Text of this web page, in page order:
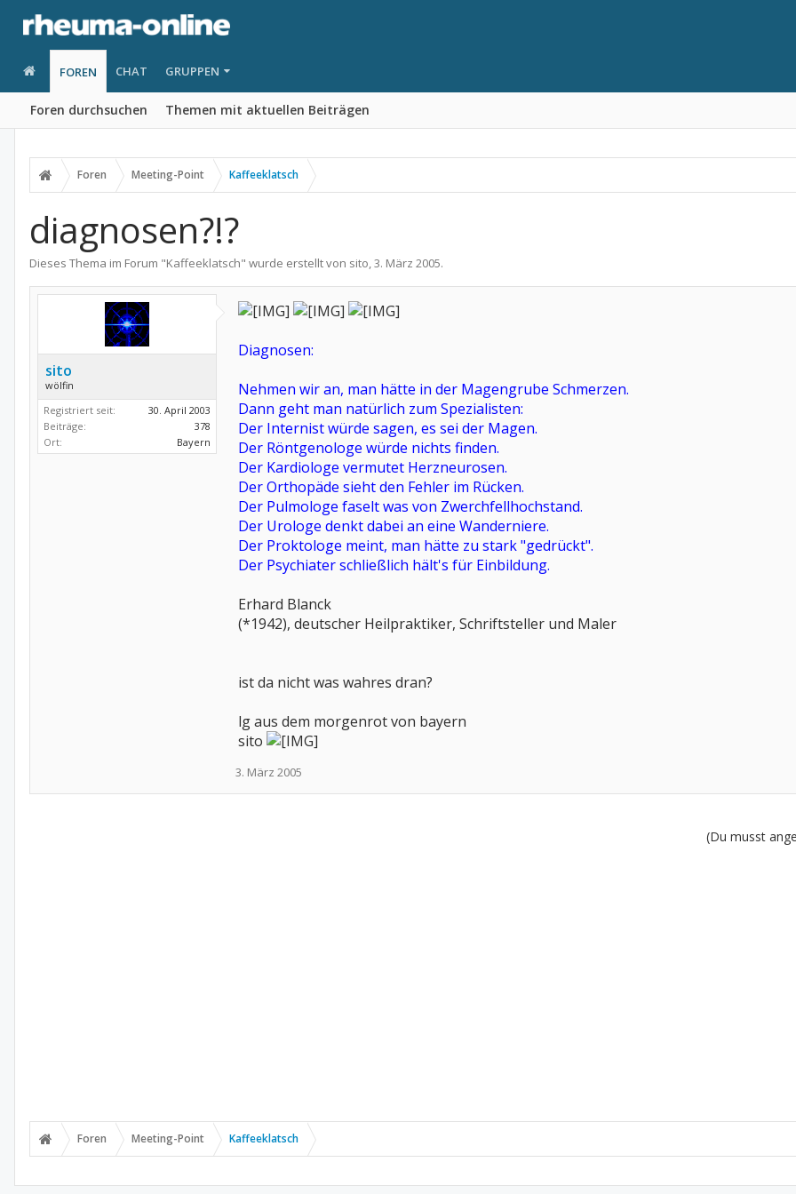
FOREN
Foren durchsuchen Themen mit aktuellen Beiträgen
CHAT GRUPPEN
Foren Meeting-Point Kaffeeklatsch
diagnosen?!?
Dieses Thema im Forum "Kaffeeklatsch" wurde erstellt von sito,3. März 2005.
sito
wölfin
Registriert seit:
30. April 2003
Beiträge:
378
Ort:
Bayern
Diagnosen:
Nehmen wir an, man hätte in der Magengrube Schmerzen.
Dann geht man natürlich zum Spezialisten:
Der Internist würde sagen, es sei der Magen.
Der Röntgenologe würde nichts finden.
Der Kardiologe vermutet Herzneurosen.
Der Orthopäde sieht den Fehler im Rücken.
Der Pulmologe faselt was von Zwerchfellhochstand.
Der Urologe denkt dabei an eine Wanderniere.
Der Proktologe meint, man hätte zu stark "gedrückt".
Der Psychiater schließlich hält's für Einbildung.
Erhard Blanck
(*1942), deutscher Heilpraktiker, Schriftsteller und Maler
ist da nicht was wahres dran?
lg aus dem morgenrot von bayern
sito
3. März 2005
(Du musst
Foren Meeting-Point Kaffeeklatsch